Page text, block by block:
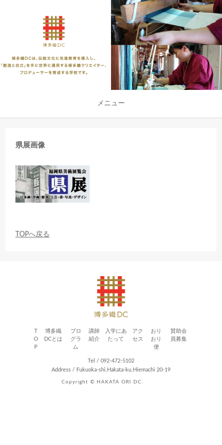
メニュー
Copyright © HAKATA ORI DC.
県展画像
TOPへ戻る
T
O
P
博多織
DCとは
プロ
グラ
ム
講師
紹介
入学にあ
たって
アク
セス
おり
おり
便
賛助会
員募集
Tel / 092-472-5102
Address / Fukuoka-shi,Hakata-ku,Hiemachi 20-19